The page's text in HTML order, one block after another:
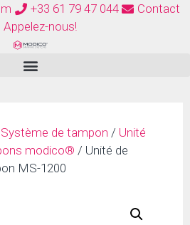
+33 61 79 47 044
Contact
Appelez-nous!
de tampon / Unité
modico® / Unité de
MS-1200